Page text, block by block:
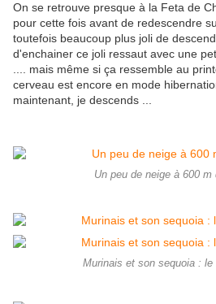
On se retrouve presque à la Feta de
pour cette fois avant de redescendre
toutefois beaucoup plus joli de
d'enchainer ce joli ressaut avec une
.... mais même si ça ressemble au
cerveau est encore en mode
maintenant, je descends ...
Un peu de neige à 600 m
Murinais et son sequoia : le